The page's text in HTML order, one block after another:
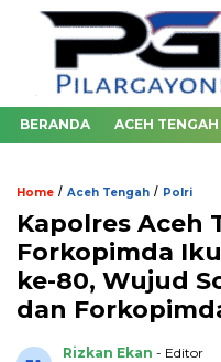
BERANDA ACEH TENGAH
Home / Aceh Tengah / Polri
Kapolres Aceh
Forkopimda
ke-80, Wujud
dan
Rizkan Ekan - Editor